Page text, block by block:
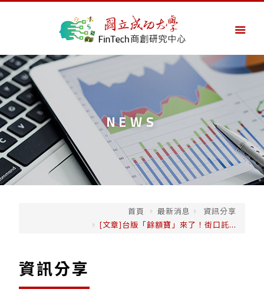
NEWS
首頁 最新消息
資訊分享
[文章]台版「餘額寶」來了！街口託...
資訊分享